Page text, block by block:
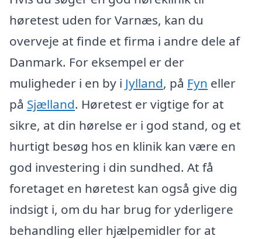
høretest uden for Varnæs, kan du
overveje at finde et firma i andre dele af
Danmark. For eksempel er der
muligheder i en by i Jylland, på Fyn eller
på Sjælland. Høretest er vigtige for at
sikre, at din hørelse er i god stand, og et
hurtigt besøg hos en klinik kan være en
god investering i din sundhed. At få
foretaget en høretest kan også give dig
indsigt i, om du har brug for yderligere
behandling eller hjælpemidler for at